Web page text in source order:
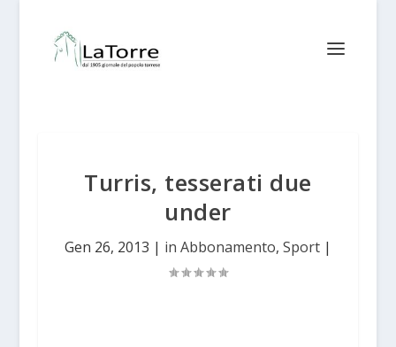
Turris, tesserati due
under
Gen 26, 2013 | in Abbonamento, Sport|